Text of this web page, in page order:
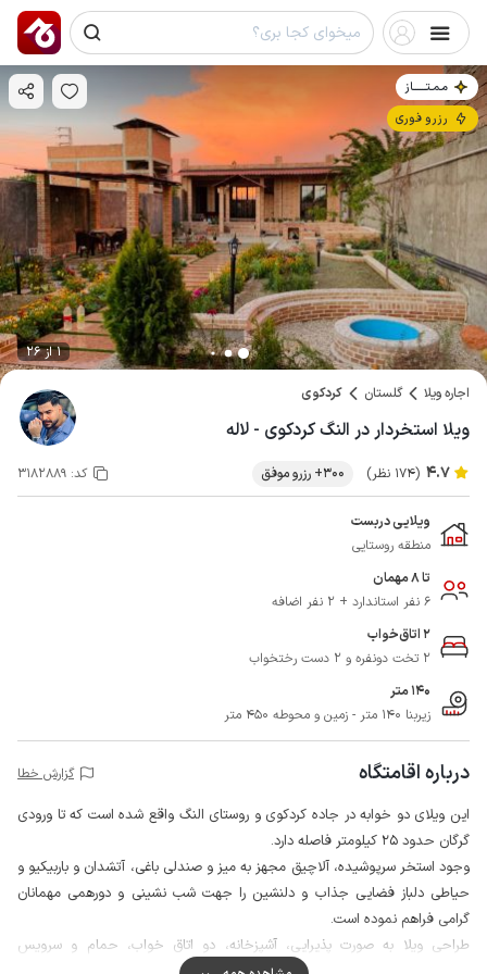
مـمـتــــــاز
رزرو فوری
1 از 26
اجاره ویلا گلستان کردکوی
ویلا استخردار در النگ کردکوی - لاله
4.7 (174 نظر) 300+ رزرو موفق کد: 3182889
ویلایی دربست
منطقه روستایی
تا 8 مهمان
6 نفر استاندارد + 2 نفر اضافه
2 اتاق‌خواب
2 تخت دونفره و 2 دست رختخواب
140 متر
زیربنا 140 متر - زمین و محوطه 450 متر
درباره اقامتگاه گزارش خطا
این ویلای دو خوابه در جاده کردکوی و روستای النگ واقع شده است که تا ورودی
گرگان حدود 25 کیلومتر فاصله دارد.
وجود استخر سرپوشیده، آلاچیق مجهز به میز و صندلی باغی، آتشدان و باربیکیو و
حیاطی دلباز فضایی جذاب و دلنشین را جهت شب نشینی و دورهمی مهمانان
گرامی فراهم نموده است.
طراحی ویلا به صورت پذیرایی، آشپزخانه، دو اتاق خواب، حمام و سرویس